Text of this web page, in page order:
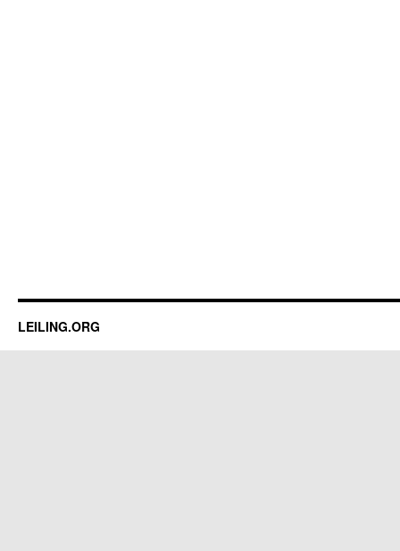
LEILING.ORG